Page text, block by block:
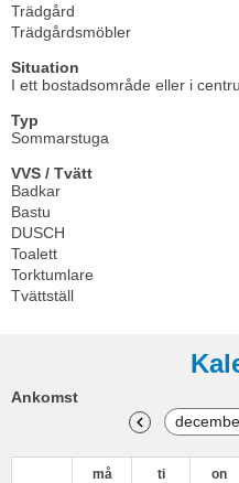
Trädgård
Trädgårdsmöbler
Situation
I ett bostadsområde eller i
Typ
Sommarstuga
VVS / Tvätt
Badkar
Bastu
DUSCH
Toalett
Torktumlare
Tvättställ
Ankomst
må ti on